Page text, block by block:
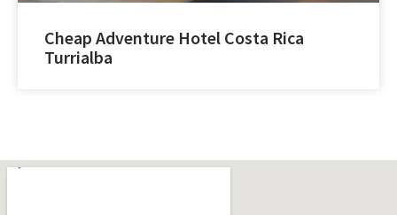
Cheap Adventure Hotel Costa Rica
Turrialba